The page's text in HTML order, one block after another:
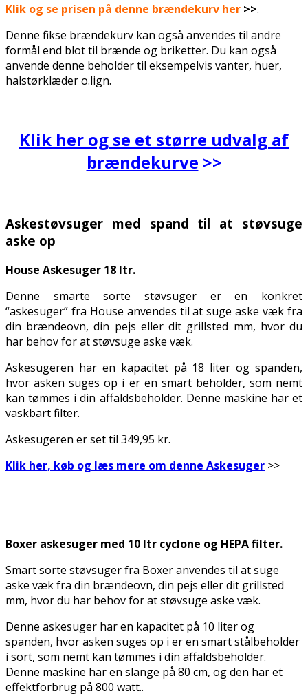
Klik og se prisen på denne brændekurv her >>.
Denne fikse brændekurv kan også anvendes til andre
formål end blot til brænde og briketter. Du kan også
anvende denne beholder til eksempelvis vanter, huer,
halstørklæder o.lign.
Klik her og se et større udvalg af
brændekurve >>
Askestøvsuger med spand til at støvsuge
aske op
House Askesuger 18 ltr.
Denne smarte sorte støvsuger er en konkret
“askesuger” fra House anvendes til at suge aske væk fra
din brændeovn, din pejs eller dit grillsted mm, hvor du
har behov for at støvsuge aske væk.
Askesugeren har en kapacitet på 18 liter og spanden,
hvor asken suges op i er en smart beholder, som nemt
kan tømmes i din affaldsbeholder. Denne maskine har et
vaskbart filter.
Askesugeren er set til 349,95 kr.
Klik her, køb og læs mere om denne Askesuger >>
Boxer askesuger med 10 ltr cyclone og HEPA filter.
Smart sorte støvsuger fra Boxer anvendes til at suge
aske væk fra din brændeovn, din pejs eller dit grillsted
mm, hvor du har behov for at støvsuge aske væk.
Denne askesuger har en kapacitet på 10 liter og
spanden, hvor asken suges op i er en smart stålbeholder
i sort, som nemt kan tømmes i din affaldsbeholder.
Denne maskine har en slange på 80 cm, og den har et
effektforbrug på 800 watt..